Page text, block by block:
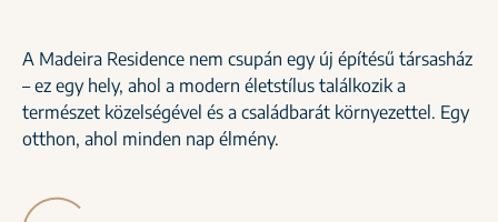
A Madeira Residence nem csupán egy új építésű társasház
– ez egy hely, ahol a modern életstílus találkozik a
természet közelségével és a családbarát környezettel. Egy
otthon, ahol minden nap élmény.